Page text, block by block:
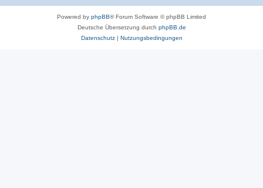
Powered by phpBB® Forum Software © phpBB Limited
Deutsche Übersetzung durch phpBB.de
Datenschutz| Nutzungsbedingungen